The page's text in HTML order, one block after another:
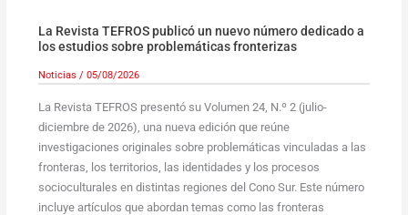
La Revista TEFROS publicó un nuevo número dedicado a
los estudios sobre problemáticas fronterizas
Noticias / 05/08/2026
La Revista TEFROS presentó su Volumen 24, N.º 2 (julio-
diciembre de 2026), una nueva edición que reúne
investigaciones originales sobre problemáticas vinculadas a las
fronteras, los territorios, las identidades y los procesos
socioculturales en distintas regiones del Cono Sur. Este número
incluye artículos que abordan temas como las fronteras